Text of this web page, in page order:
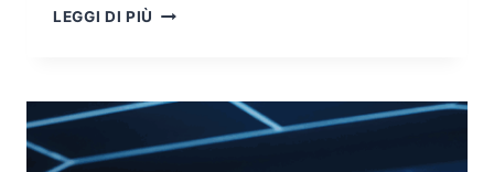
LEGGI DI PIÙ TUTELA
LAVORATORI
ITALIA: